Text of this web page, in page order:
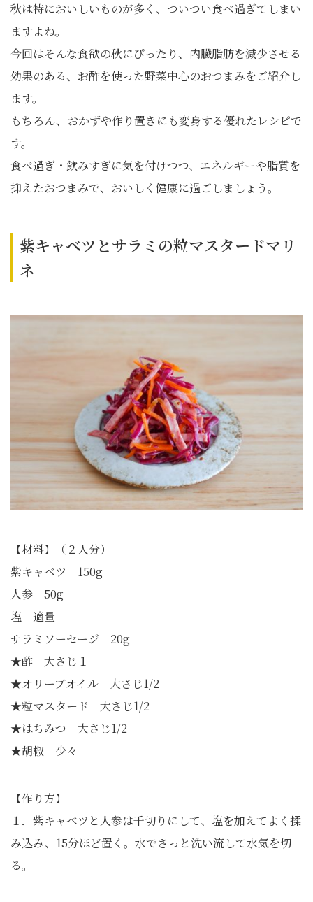
秋は特においしいものが多く、ついつい食べ過ぎてしまい
ますよね。
今回はそんな食欲の秋にぴったり、内臓脂肪を減少させる
効果のある、お酢を使った野菜中心のおつまみをご紹介し
ます。
もちろん、おかずや作り置きにも変身する優れたレシピで
す。
食べ過ぎ・飲みすぎに気を付けつつ、エネルギーや脂質を
抑えたおつまみで、おいしく健康に過ごしましょう。
紫キャベツとサラミの粒マスタードマリ
ネ
【材料】（２人分）
紫キャベツ 150g
人参 50g
塩 適量
サラミソーセージ 20g
★酢 大さじ１
★オリーブオイル 大さじ1/2
★粒マスタード 大さじ1/2
★はちみつ 大さじ1/2
★胡椒 少々
【作り方】
１．紫キャベツと人参は千切りにして、塩を加えてよく揉
み込み、15分ほど置く。水でさっと洗い流して水気を切
る。